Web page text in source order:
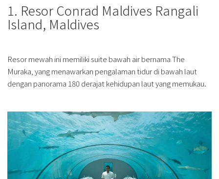
1. Resor Conrad Maldives Rangali
Island, Maldives
Resor mewah ini memiliki suite bawah air bernama The
Muraka, yang menawarkan pengalaman tidur di bawah laut
dengan panorama 180 derajat kehidupan laut yang memukau.